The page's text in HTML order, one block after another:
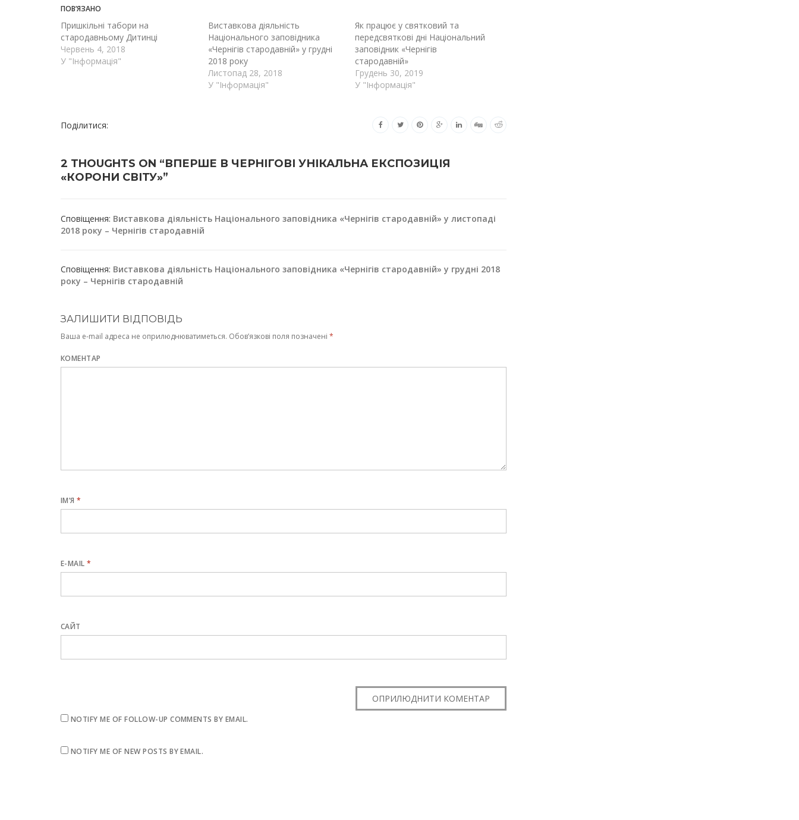
ПОВ’ЯЗАНО
Пришкільні табори на
стародавньому Дитинці
Червень 4, 2018
У "Інформація"
Виставкова діяльність
Національного заповідника
«Чернігів стародавній» у грудні
2018 року
Листопад 28, 2018
У "Інформація"
Як працює у святковий та
передсвяткові дні Національний
заповідник «Чернігів
стародавній»
Грудень 30, 2019
У "Інформація"
Поділитися:
2 THOUGHTS ON “ВПЕРШЕ В ЧЕРНІГОВІ УНІКАЛЬНА ЕКСПОЗИЦІЯ
«КОРОНИ СВІТУ»”
Сповіщення: Виставкова діяльність Національного заповідника «Чернігів стародавній» у листопаді
2018 року – Чернігів стародавній
Сповіщення: Виставкова діяльність Національного заповідника «Чернігів стародавній» у грудні 2018
року – Чернігів стародавній
ЗАЛИШИТИ ВІДПОВІДЬ
Ваша e-mail адреса не оприлюднюватиметься. Обов’язкові поля позначені *
КОМЕНТАР
ІМ’Я*
E-MAIL*
САЙТ
NOTIFY ME OF FOLLOW-UP COMMENTS BY EMAIL.
NOTIFY ME OF NEW POSTS BY EMAIL.